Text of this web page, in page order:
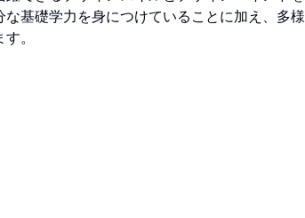
基礎学力を身につけていることに加え、多様
。